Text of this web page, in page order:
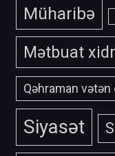
Müharibə
Mətbuat
Qəhraman vətən
Siyasət